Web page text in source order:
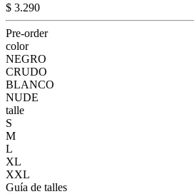
$ 3.290
Pre-order
color
NEGRO
CRUDO
BLANCO
NUDE
talle
S
M
L
XL
XXL
Guía de talles